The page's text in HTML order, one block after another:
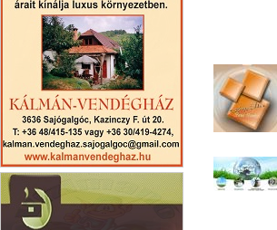
Kálmán Vendégház